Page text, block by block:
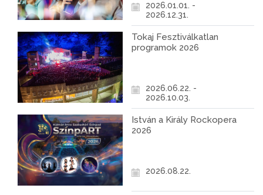
2026.01.01. -
2026.12.31.
Tokaj Fesztiválkatlan
programok 2026
2026.06.22. -
2026.10.03.
István a Király Rockopera
2026
2026.08.22.